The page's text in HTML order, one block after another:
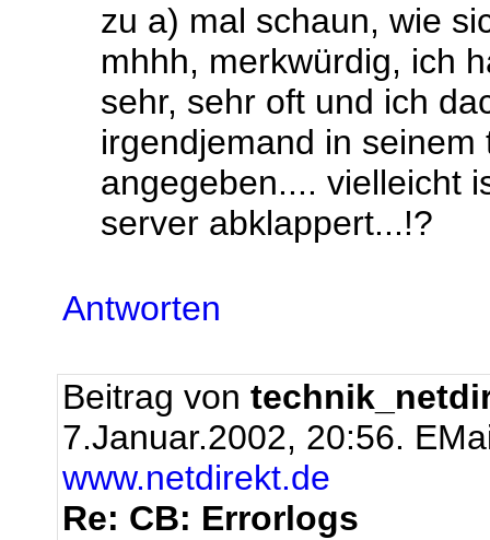
zu a) mal schaun, wie
mhhh, merkwürdig, ich
sehr, sehr oft und ich
irgendjemand in
angegeben.... vielleicht
server abklappert...!?
Antworten
Beitrag von
7.Januar.2002, 20:56.
www.netdirekt.de
Re: CB: Errorlogs